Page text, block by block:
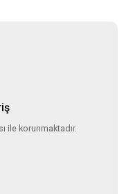
ile korunmaktadır.